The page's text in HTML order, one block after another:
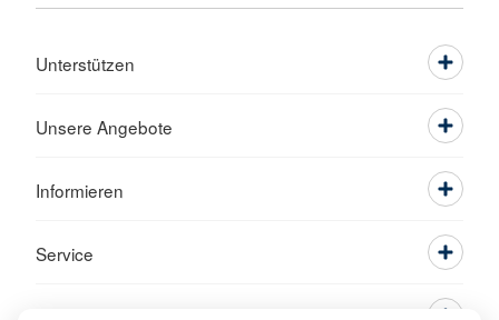
Unterstützen
Unsere Angebote
Informieren
Service